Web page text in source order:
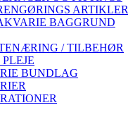
ARTIKLER
BAGGRUND
/ TILBEHØR
BUNDLAG